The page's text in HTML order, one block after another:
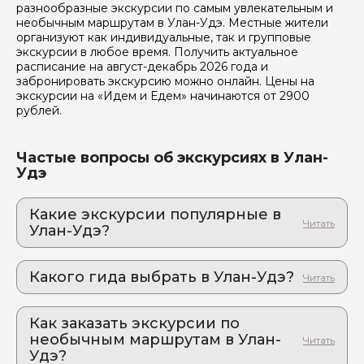
разнообразные экскурсии по самым увлекательным и
необычным маршрутам в Улан-Удэ. Местные жители
организуют как индивидуальные, так и групповые
экскурсии в любое время. Получить актуальное
расписание на август-декабрь 2026 года и
забронировать экскурсию можно онлайн. Цены на
экскурсии на «Идем и Едем» начинаются от 2900
рублей.
Частые вопросы об экскурсиях в Улан-
Удэ
Какие экскурсии популярные в
Улан-Удэ?
Даши-Доржо Хамбо-Ламы Этыгелова
Погрузитесь в мир тибетского буддизма в Улан-
Удэ
2. Дацан, тайга, степь и Байкал: контрасты,
которые завораживают
Буддийский монах и байкальская нерпа покажут
Какого гида выбрать в Улан-Удэ?
2. Наталия.М 348
Как заказать экскурсии по
необычным маршрутам в Улан-
Удэ?